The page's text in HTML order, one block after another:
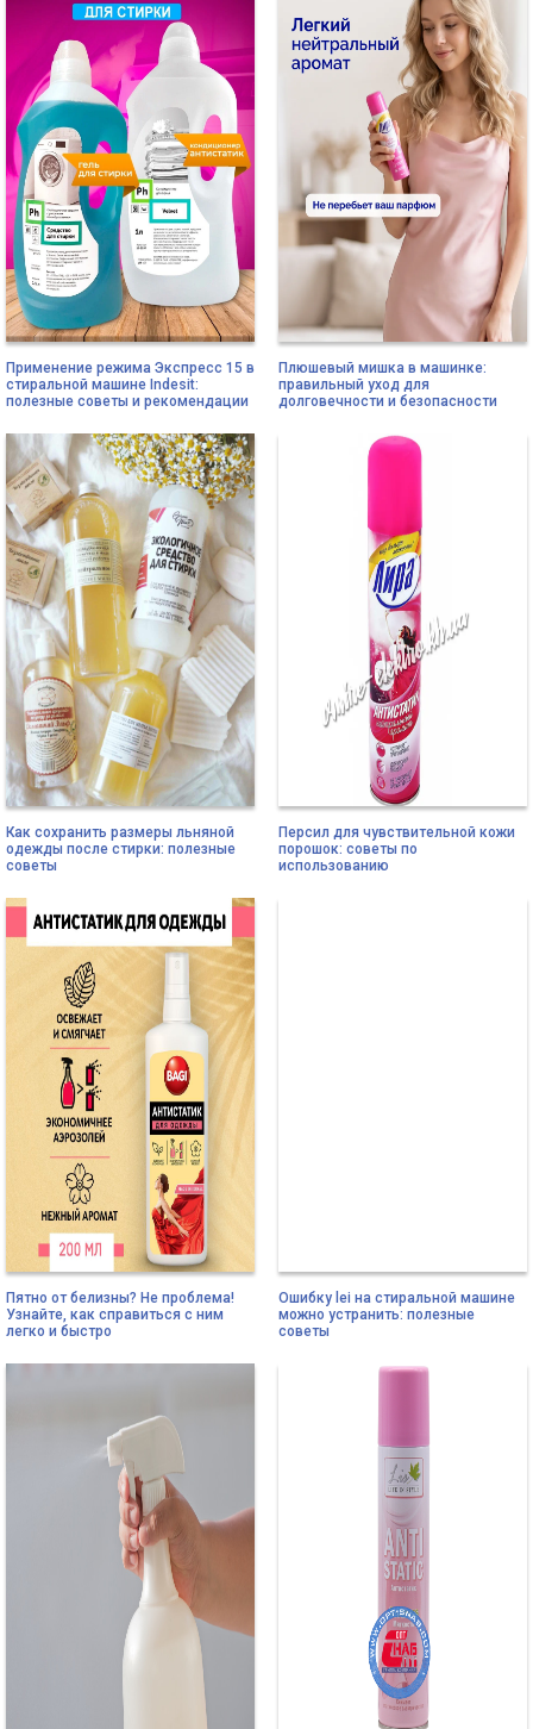
Применение режима Экспресс 15 в
стиральной машине Indesit:
полезные советы и рекомендации
Плюшевый мишка в машинке:
правильный уход для
долговечности и безопасности
Как сохранить размеры льняной
одежды после стирки: полезные
советы
Персил для чувствительной кожи
порошок: советы по
использованию
Пятно от белизны? Не проблема!
Узнайте, как справиться с ним
легко и быстро
Ошибку lei на стиральной машине
можно устранить: полезные
советы